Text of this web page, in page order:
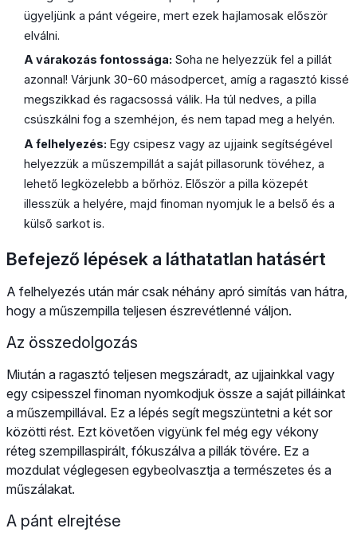
ügyeljünk a pánt végeire, mert ezek hajlamosak először
elválni.
A várakozás fontossága: Soha ne helyezzük fel a pillát
azonnal! Várjunk 30-60 másodpercet, amíg a ragasztó kissé
megszikkad és ragacsossá válik. Ha túl nedves, a pilla
csúszkálni fog a szemhéjon, és nem tapad meg a helyén.
A felhelyezés: Egy csipesz vagy az ujjaink segítségével
helyezzük a műszempillát a saját pillasorunk tövéhez, a
lehető legközelebb a bőrhöz. Először a pilla közepét
illesszük a helyére, majd finoman nyomjuk le a belső és a
külső sarkot is.
Befejező lépések a láthatatlan hatásért
A felhelyezés után már csak néhány apró simítás van hátra,
hogy a műszempilla teljesen észrevétlenné váljon.
Az összedolgozás
Miután a ragasztó teljesen megszáradt, az ujjainkkal vagy
egy csipesszel finoman nyomkodjuk össze a saját pilláinkat
a műszempillával. Ez a lépés segít megszüntetni a két sor
közötti rést. Ezt követően vigyünk fel még egy vékony
réteg szempillaspirált, fókuszálva a pillák tövére. Ez a
mozdulat véglegesen egybeolvasztja a természetes és a
műszálakat.
A pánt elrejtése